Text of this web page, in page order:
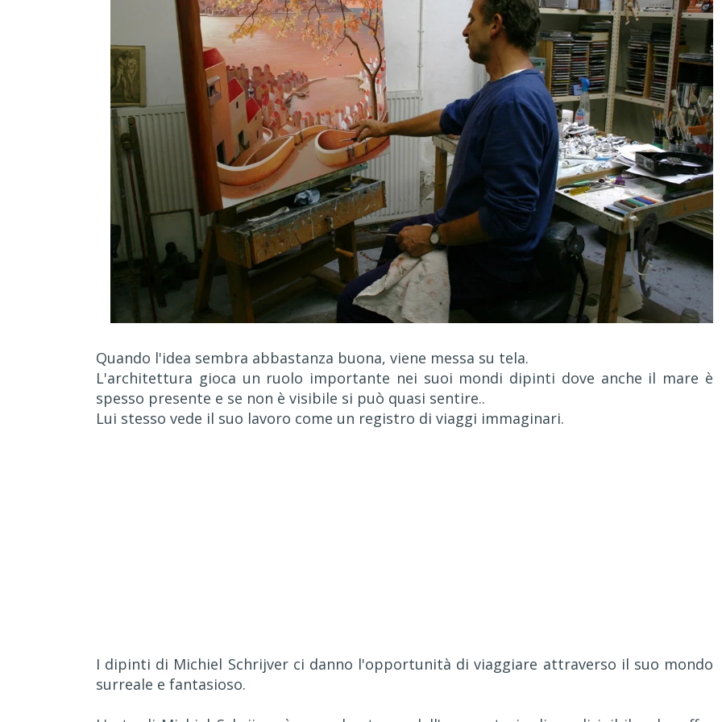
Quando l'idea sembra abbastanza buona, viene messa su tela.
L'architettura gioca un ruolo importante nei suoi mondi dipinti dove anche il mare è
spesso presente e se non è visibile si può quasi sentire..
Lui stesso vede il suo lavoro come un registro di viaggi immaginari.
I dipinti di Michiel Schrijver ci danno l'opportunità di viaggiare attraverso il suo mondo
surreale e fantasioso.